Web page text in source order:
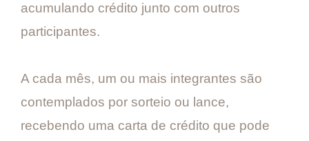
acumulando crédito junto com outros
participantes.
A cada mês, um ou mais integrantes são
contemplados por sorteio ou lance,
recebendo uma carta de crédito que pode